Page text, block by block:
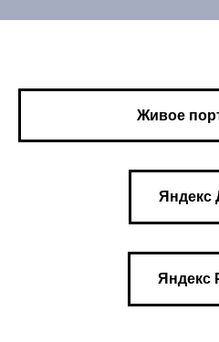
Живое
Яндекс
Яндекс